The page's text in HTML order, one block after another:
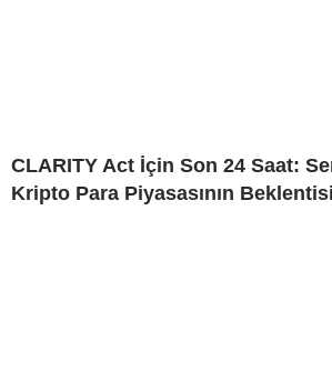
CLARITY Act İçin Son 24 Saat:
Kripto Para Piyasasının